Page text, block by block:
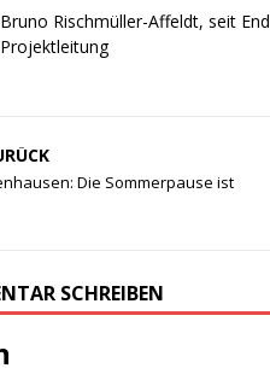
Bruno Rischmüller-Affeldt, seit
Projektleitung
Die Sommerpause ist
SCHREIBEN